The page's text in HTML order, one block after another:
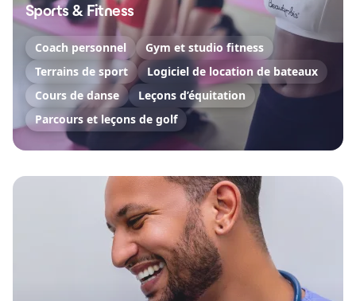
Sports & Fitness
Coach personnel
Gym et studio fitness
Terrains de sport
Logiciel de location de bateaux
Cours de danse
Leçons d’équitation
Parcours et leçons de golf